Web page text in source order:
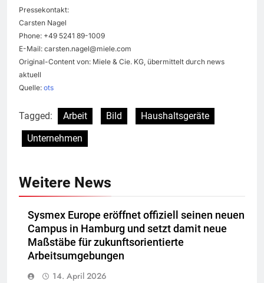
Pressekontakt:
Carsten Nagel
Phone: +49 5241 89-1009
E-Mail: carsten.nagel@miele.com
Original-Content von: Miele & Cie. KG, übermittelt durch news
aktuell
Quelle: ots
Tagged: Arbeit Bild
Haushaltsgeräte
Unternehmen
Weitere News
Sysmex Europe eröffnet offiziell seinen neuen
Campus in Hamburg und setzt damit neue
Maßstäbe für zukunftsorientierte
Arbeitsumgebungen
14. April 2026